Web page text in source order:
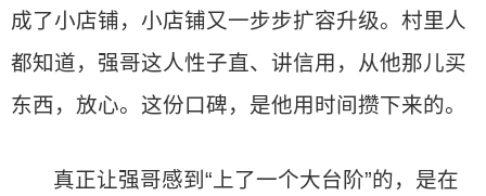
成了小店铺，小店铺又一步步扩容升级。村里人
都知道，强哥这人性子直、讲信用，从他那儿买
东西，放心。这份口碑，是他用时间攒下来的。
真正让强哥感到“上了一个大台阶”的，是在